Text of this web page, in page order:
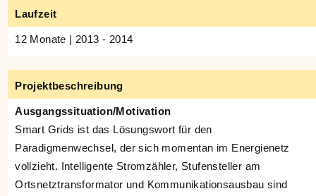
Laufzeit
12 Monate | 2013 - 2014
Projektbeschreibung
Ausgangssituation/Motivation
Smart Grids ist das Lösungswort für den
Paradigmenwechsel, der sich momentan im Energienetz
vollzieht. Intelligente Stromzähler, Stufensteller am
Ortsnetztransformator und Kommunikationsausbau sind